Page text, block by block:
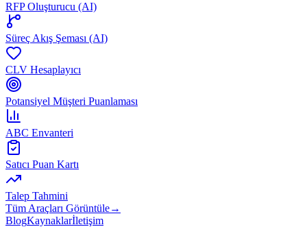
RFP Oluşturucu (AI)
Süreç Akış Şeması (AI)
CLV Hesaplayıcı
Potansiyel Müşteri Puanlaması
ABC Envanteri
Satıcı Puan Kartı
Talep Tahmini
Tüm Araçları Görüntüle→
BlogKaynaklarİletişim